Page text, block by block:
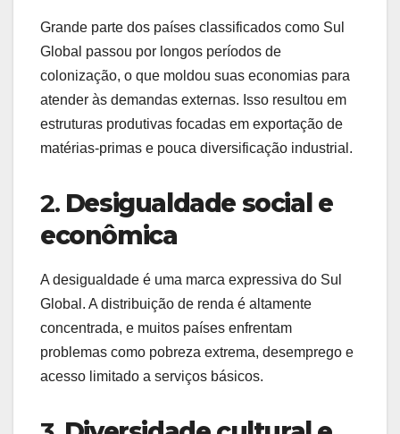
Grande parte dos países classificados como Sul
Global passou por longos períodos de
colonização, o que moldou suas economias para
atender às demandas externas. Isso resultou em
estruturas produtivas focadas em exportação de
matérias-primas e pouca diversificação industrial.
2. Desigualdade social e
econômica
A desigualdade é uma marca expressiva do Sul
Global. A distribuição de renda é altamente
concentrada, e muitos países enfrentam
problemas como pobreza extrema, desemprego e
acesso limitado a serviços básicos.